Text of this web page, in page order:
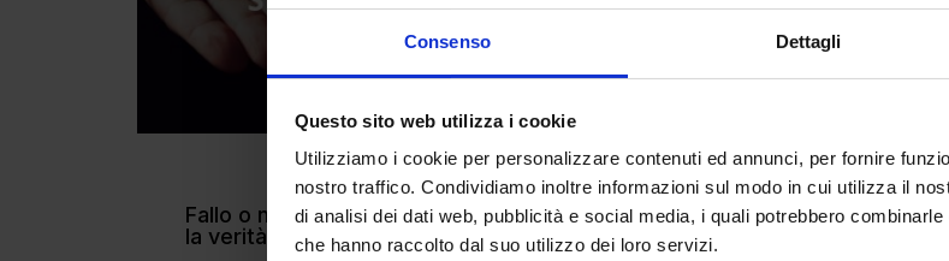
Consenso Dettagli
Questo sito web utilizza i cookie
Utilizziamo i cookie per personalizzare contenuti ed annunci, per fornire
nostro traffico. Condividiamo inoltre informazioni sul modo in cui utilizza il
di analisi dei dati web, pubblicità e social media, i quali potrebbero
che hanno raccolto dal suo utilizzo dei loro servizi.
Fallo o no, ti pentirai comunque:
la verità scomoda delle scelte